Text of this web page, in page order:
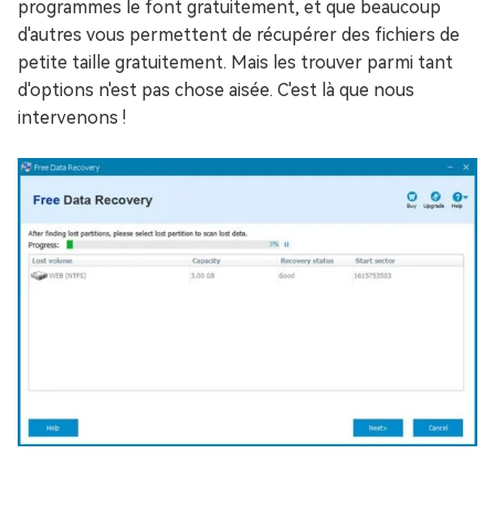
programmes le font gratuitement, et que beaucoup
d'autres vous permettent de récupérer des fichiers de
petite taille gratuitement. Mais les trouver parmi tant
d'options n'est pas chose aisée. C'est là que nous
intervenons !